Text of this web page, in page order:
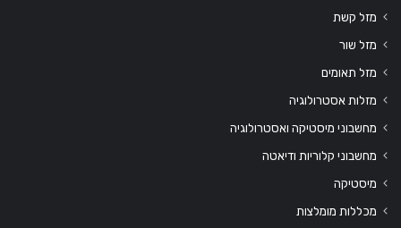
מזל קשת
מזל שור
מזל תאומים
מזלות אסטרולוגיה
מחשבוני מיסטיקה ואסטרולוגיה
מחשבוני קלוריות ודיאטה
מיסטיקה
מכללות מומלצות